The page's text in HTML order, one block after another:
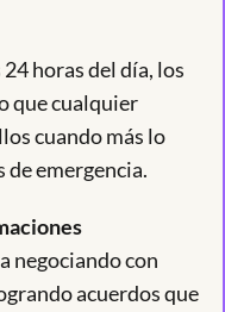
horas del día, los
que cualquier
cuando más lo
de emergencia.
negociando con
acuerdos que